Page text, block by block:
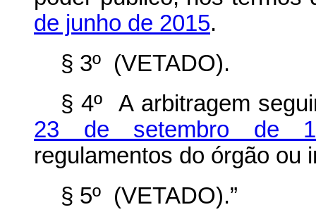
de junho de 2015.
§ 3º (VETADO).
§ 4º A arbitragem
23 de setembro de
regulamentos do órgão ou
§ 5º (VETADO).”